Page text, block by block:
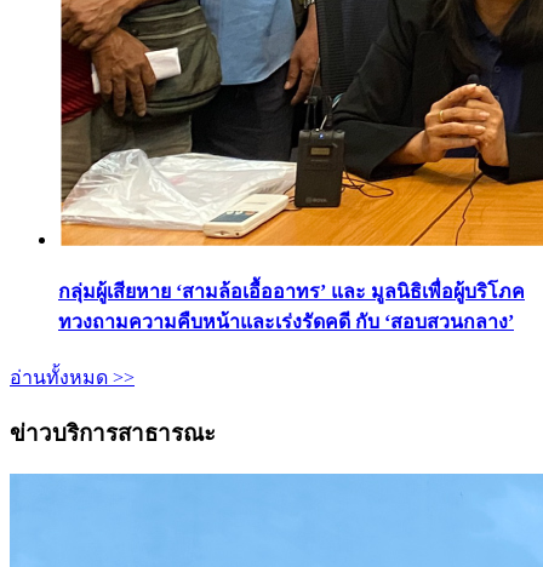
กลุ่มผู้เสียหาย ‘สามล้อเอื้ออาทร’ และ มูลนิธิเพื่อผู้บริโภค
ทวงถามความคืบหน้าและเร่งรัดคดี กับ ‘สอบสวนกลาง’
อ่านทั้งหมด >>
ข่าวบริการสาธารณะ